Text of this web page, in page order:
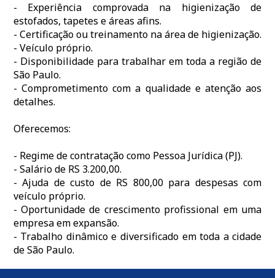
- Experiência comprovada na higienização de
estofados, tapetes e áreas afins.
- Certificação ou treinamento na área de higienização.
- Veículo próprio.
- Disponibilidade para trabalhar em toda a região de
São Paulo.
- Comprometimento com a qualidade e atenção aos
detalhes.
Oferecemos:
- Regime de contratação como Pessoa Jurídica (PJ).
- Salário de RS 3.200,00.
- Ajuda de custo de RS 800,00 para despesas com
veículo próprio.
- Oportunidade de crescimento profissional em uma
empresa em expansão.
- Trabalho dinâmico e diversificado em toda a cidade
de São Paulo.